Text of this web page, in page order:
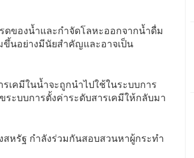
ดของน้ำและกำจัดโลหะออกจากน้ำดื่ม
ขึ้นอย่างมีนัยสำคัญและอาจเป็น
เคมีในน้ำจะถูกนำไปใช้ในระบบการ
ระบบการตั้งค่าระดับสารเคมีให้กลับมา
สหรัฐ กำลังร่วมกันสอบสวนหาผู้กระทำ